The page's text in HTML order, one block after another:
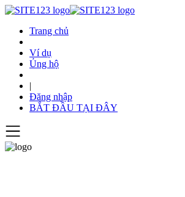
Trang chủ
Ví dụ
Ủng hộ
|
Đăng nhập
BẮT ĐẦU TẠI ĐÂY